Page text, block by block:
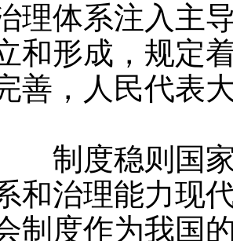
理体系注入主
和形成，规定
善，人民代表
制度稳则国家
和治理能力现
制度作为我国